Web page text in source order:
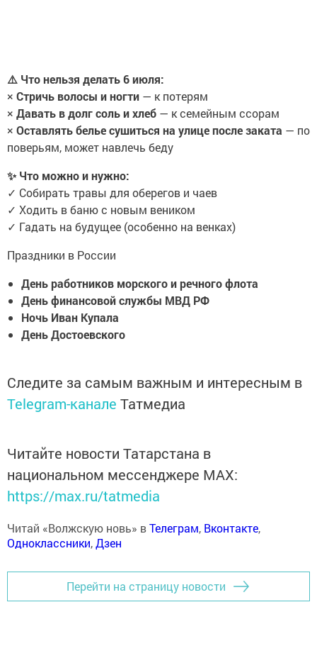
⚠️ Что нельзя делать 6 июля:
× Стричь волосы и ногти — к потерям
× Давать в долг соль и хлеб — к семейным ссорам
× Оставлять белье сушиться на улице после заката — по
поверьям, может навлечь беду
✨ Что можно и нужно:
✓ Собирать травы для оберегов и чаев
✓ Ходить в баню с новым веником
✓ Гадать на будущее (особенно на венках)
Праздники в России
День работников морского и речного флота
День финансовой службы МВД РФ
Ночь Иван Купала
День Достоевского
Следите за самым важным и интересным в
Telegram-канале Татмедиа
Читайте новости Татарстана в
национальном мессенджере MАХ:
https://max.ru/tatmedia
Читай «Волжскую новь» вТелеграм, Вконтакте,
Одноклассники,Дзен
Перейти на страницу новости